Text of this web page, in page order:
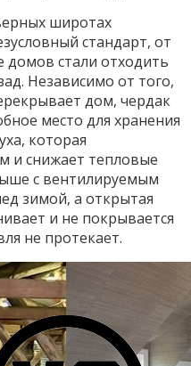
широтах
стандарт, от
домов стали отходить
Независимо от того,
дом, чердак
место для хранения
которая
и снижает тепловые
с вентилируемым
зимой, а открытая
и не покрывается
не протекает.